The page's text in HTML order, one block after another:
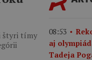
štyri tímy
08:53
aj
Tadeja